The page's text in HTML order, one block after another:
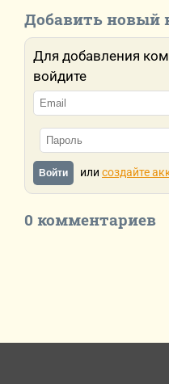
Добавить новый
Для добавления
войдите
Войти или создайте
0 комментариев